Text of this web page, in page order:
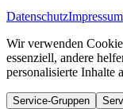
DatenschutzImpressum
Wir verwenden
essenziell, andere
personalisierte Inhalte
Service-Gruppen